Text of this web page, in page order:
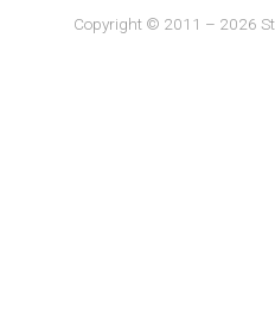
Copyright © 2011 – 2026